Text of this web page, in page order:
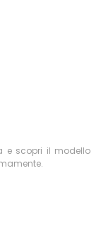
e scopri il modello